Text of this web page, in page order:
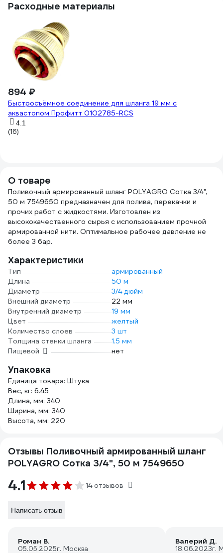
Расходные материалы
894 ₽
Быстросъёмное соединение для шланга 19 мм с
аквастопом Профитт 0102785-RCS
4.1
(16)
О товаре
Поливочный армированный шланг POLYAGRO Сотка 3/4",
50 м 7549650 предназначен для полива, перекачки и
прочих работ с жидкостями. Изготовлен из
высококачественного сырья с использованием прочной
армированной нити. Оптимальное рабочее давление не
более 3 бар.
Характеристики
Тип
армированный
Длина
50 м
Диаметр
3/4 дюйм
Внешний диаметр
22 мм
Внутренний диаметр
19 мм
Цвет
желтый
Количество слоев
3 шт
Толщина стенки шланга
1.5 мм
Пищевой
нет
Упаковка
Единица товара: Штука
Вес, кг: 6.45
Длина, мм: 340
Ширина, мм: 340
Высота, мм: 220
Отзывы Поливочный армированный шланг
POLYAGRO Сотка 3/4", 50 м 7549650
4.1 14 отзывов
Написать отзыв
Роман В.
05.05.2025г. Москва
Валерий Д.
18.06.2023г.